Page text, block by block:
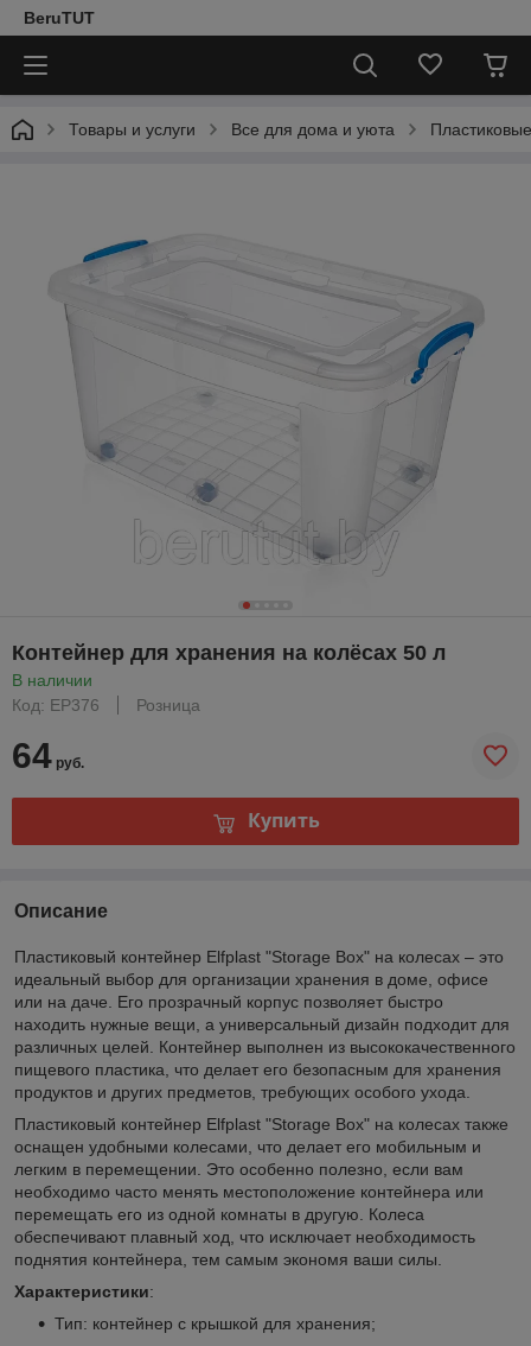
BeruTUT
Товары и услуги Все для дома и уюта
Контейнер для хранения на колёсах 50 л
В наличии
Код: EP376
Розница
64 руб.
Купить
Описание
Пластиковый контейнер Elfplast "Storage Box" на колесах – это
идеальный выбор для организации хранения в доме, офисе
или на даче. Его прозрачный корпус позволяет быстро
находить нужные вещи, а универсальный дизайн подходит для
различных целей. Контейнер выполнен из высококачественного
пищевого пластика, что делает его безопасным для хранения
продуктов и других предметов, требующих особого ухода.
Пластиковый контейнер Elfplast "Storage Box" на колесах также
оснащен удобными колесами, что делает его мобильным и
легким в перемещении. Это особенно полезно, если вам
необходимо часто менять местоположение контейнера или
перемещать его из одной комнаты в другую. Колеса
обеспечивают плавный ход, что исключает необходимость
поднятия контейнера, тем самым экономя ваши силы.
Характеристики:
Тип: контейнер с крышкой для хранения;